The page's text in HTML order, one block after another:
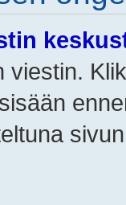
viestin.